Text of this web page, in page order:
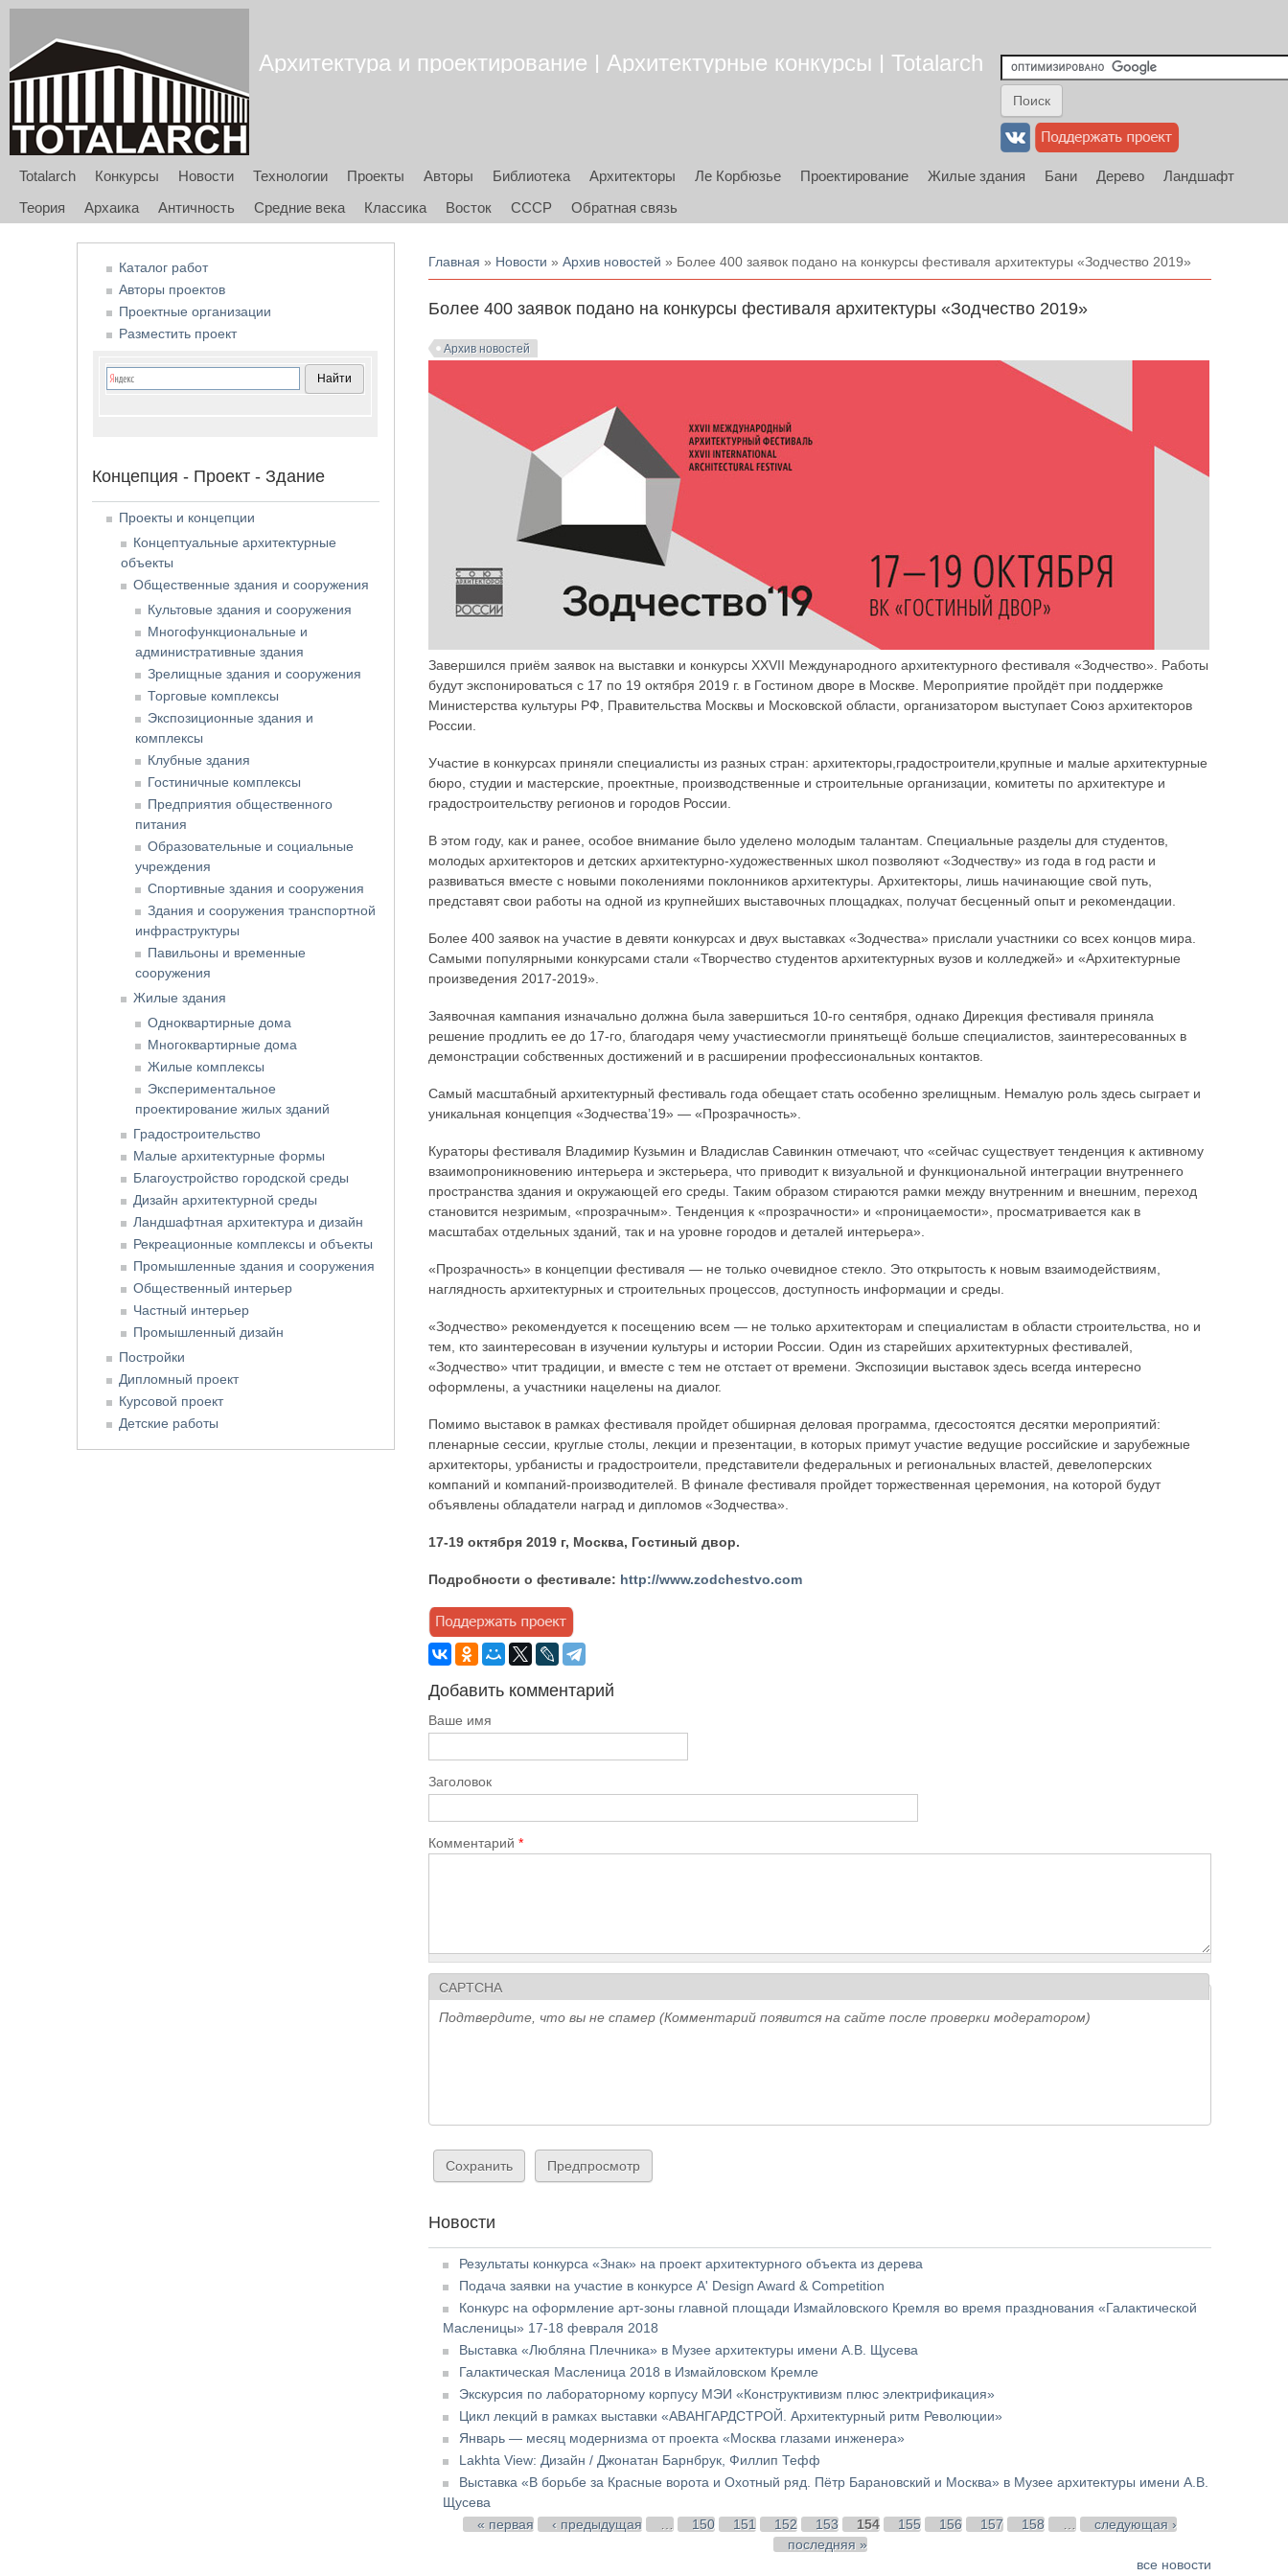
Архитектура и проектирование | Архитектурные конкурсы | Totalarch
Totalarch Конкурсы Новости Технологии Проекты Авторы Библиотека Архитекторы Ле Корбюзье Проектирование Жилые здания Бани Дерево
Ландшафт
Теория
Архаика Античность Средние века Классика Восток СССР Обратная связь
Вы здесь
Главная » Новости »Архив новостей » Более 400 заявок подано на конкурсы фестиваля архитектуры «Зодчество 2019»
Более 400 заявок подано на конкурсы фестиваля архитектуры «Зодчество 2019»
Архив новостей
Завершился приём заявок на выставки и конкурсы XXVII Международного архитектурного фестиваля «Зодчество». Работы
будут экспонироваться с 17 по 19 октября 2019 г. в Гостином дворе в Москве. Мероприятие пройдёт при поддержке
Министерства культуры РФ, Правительства Москвы и Московской области, организатором выступает Союз архитекторов
России.
Участие в конкурсах приняли специалисты из разных стран: архитекторы,градостроители,крупные и малые архитектурные
бюро, студии и мастерские, проектные, производственные и строительные организации, комитеты по архитектуре и
градостроительству регионов и городов России.
В этом году, как и ранее, особое внимание было уделено молодым талантам. Специальные разделы для студентов,
молодых архитекторов и детских архитектурно-художественных школ позволяют «Зодчеству» из года в год расти и
развиваться вместе с новыми поколениями поклонников архитектуры. Архитекторы, лишь начинающие свой путь,
представят свои работы на одной из крупнейших выставочных площадках, получат бесценный опыт и рекомендации.
Более 400 заявок на участие в девяти конкурсах и двух выставках «Зодчества» прислали участники со всех концов мира.
Самыми популярными конкурсами стали «Творчество студентов архитектурных вузов и колледжей» и «Архитектурные
произведения 2017-2019».
Заявочная кампания изначально должна была завершиться 10-го сентября, однако Дирекция фестиваля приняла
решение продлить ее до 17-го, благодаря чему участиесмогли принятьещё больше специалистов, заинтересованных в
демонстрации собственных достижений и в расширении профессиональных контактов.
Самый масштабный архитектурный фестиваль года обещает стать особенно зрелищным. Немалую роль здесь сыграет и
уникальная концепция «Зодчества’19» — «Прозрачность».
Кураторы фестиваля Владимир Кузьмин и Владислав Савинкин отмечают, что «сейчас существует тенденция к активному
взаимопроникновению интерьера и экстерьера, что приводит к визуальной и функциональной интеграции внутреннего
пространства здания и окружающей его среды. Таким образом стираются рамки между внутренним и внешним, переход
становится незримым, «прозрачным». Тенденция к «прозрачности» и «проницаемости», просматривается как в
масштабах отдельных зданий, так и на уровне городов и деталей интерьера».
«Прозрачность» в концепции фестиваля — не только очевидное стекло. Это открытость к новым взаимодействиям,
наглядность архитектурных и строительных процессов, доступность информации и среды.
«Зодчество» рекомендуется к посещению всем — не только архитекторам и специалистам в области строительства, но и
тем, кто заинтересован в изучении культуры и истории России. Один из старейших архитектурных фестивалей,
«Зодчество» чтит традиции, и вместе с тем не отстает от времени. Экспозиции выставок здесь всегда интересно
оформлены, а участники нацелены на диалог.
Помимо выставок в рамках фестиваля пройдет обширная деловая программа, гдесостоятся десятки мероприятий:
пленарные сессии, круглые столы, лекции и презентации, в которых примут участие ведущие российские и зарубежные
архитекторы, урбанисты и градостроители, представители федеральных и региональных властей, девелоперских
компаний и компаний-производителей. В финале фестиваля пройдет торжественная церемония, на которой будут
объявлены обладатели наград и дипломов «Зодчества».
17-19 октября 2019 г, Москва, Гостиный двор.
Подробности о фестивале: http://www.zodchestvo.com
Добавить комментарий
Ваше имя
Заголовок
Комментарий*
CAPTCHA
Подтвердите, что вы не спамер (Комментарий появится на сайте после проверки модератором)
Новости
Результаты конкурса «Знак» на проект архитектурного объекта из дерева
Подача заявки на участие в конкурсе A' Design Award & Competition
Конкурс на оформление арт-зоны главной площади Измайловского Кремля во время празднования «Галактической
Масленицы» 17-18 февраля 2018
Выставка «Любляна Плечника» в Музее архитектуры имени А.В. Щусева
Галактическая Масленица 2018 в Измайловском Кремле
Экскурсия по лабораторному корпусу МЭИ «Конструктивизм плюс электрификация»
Цикл лекций в рамках выставки «АВАНГАРДСТРОЙ. Архитектурный ритм Революции»
Январь — месяц модернизма от проекта «Москва глазами инженера»
Lakhta View: Дизайн / Джонатан Барнбрук, Филлип Тефф
Выставка «В борьбе за Красные ворота и Охотный ряд. Пётр Барановский и Москва» в Музее архитектуры имени А.В.
Щусева
Страницы
« первая ‹ предыдущая 150 151 152 153 154 155 156 157 158
следующая ›
последняя »
все новости
Каталог работ
Авторы проектов
Проектные организации
Разместить проект
Концепция - Проект - Здание
Проекты и концепции
Концептуальные архитектурные
объекты
Общественные здания и сооружения
Культовые здания и сооружения
Многофункциональные и
административные здания
Зрелищные здания и сооружения
Торговые комплексы
Экспозиционные здания и
комплексы
Клубные здания
Гостиничные комплексы
Предприятия общественного
питания
Образовательные и социальные
учреждения
Спортивные здания и сооружения
Здания и сооружения транспортной
инфраструктуры
Павильоны и временные
сооружения
Жилые здания
Одноквартирные дома
Многоквартирные дома
Жилые комплексы
Экспериментальное
проектирование жилых зданий
Градостроительство
Малые архитектурные формы
Благоустройство городской среды
Дизайн архитектурной среды
Ландшафтная архитектура и дизайн
Рекреационные комплексы и объекты
Промышленные здания и сооружения
Общественный интерьер
Частный интерьер
Промышленный дизайн
Постройки
Дипломный проект
Курсовой проект
Детские работы